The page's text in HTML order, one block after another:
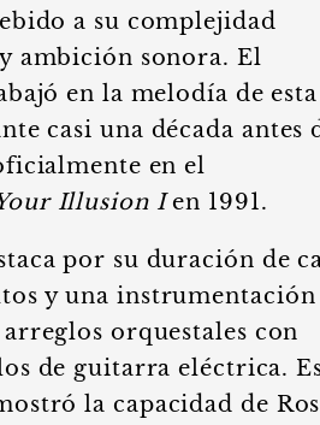
a su complejidad
ambición sonora. El
en la melodía de esta
casi una década antes
en el
Illusion Ien 1991.
por su duración de
y una instrumentación
orquestales con
de guitarra eléctrica.
la capacidad de